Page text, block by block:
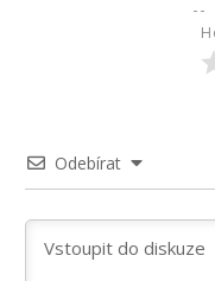
Odebírat